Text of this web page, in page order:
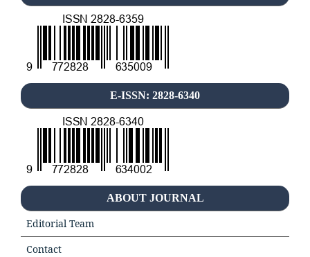
E-ISSN: 2828-6340
ABOUT JOURNAL
Editorial Team
Contact